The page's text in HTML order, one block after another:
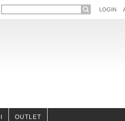
LOGIN
OUTLET